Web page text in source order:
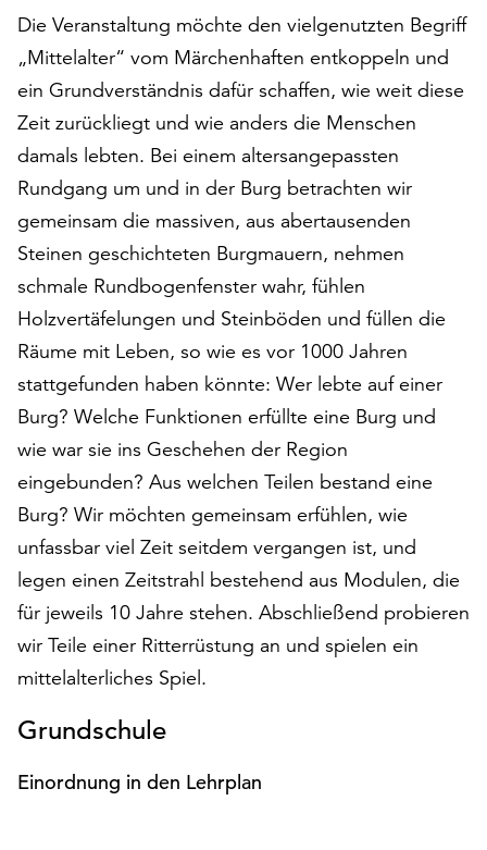
auf
„Alle
akzeptieren“,
um
alle
Cookies
akzeptieren.
Sie
können
Ihr
Einverständnis
jederzeit
ändern
widerrufen.
Dafür
steht
Ihnen
Ende
der
Seite
die
Schaltfläche
„Cookie-
Einstellungen“
Verfügung.
Cookies
Die Veranstaltung möchte den vielgenutzten Begriff
„Mittelalter“ vom Märchenhaften entkoppeln und
ein Grundverständnis dafür schaffen, wie weit diese
Zeit zurückliegt und wie anders die Menschen
damals lebten. Bei einem altersangepassten
Rundgang um und in der Burg betrachten wir
gemeinsam die massiven, aus abertausenden
Steinen geschichteten Burgmauern, nehmen
schmale Rundbogenfenster wahr, fühlen
Holzvertäfelungen und Steinböden und füllen die
Räume mit Leben, so wie es vor 1000 Jahren
stattgefunden haben könnte: Wer lebte auf einer
Burg? Welche Funktionen erfüllte eine Burg und
wie war sie ins Geschehen der Region
eingebunden? Aus welchen Teilen bestand eine
Burg? Wir möchten gemeinsam erfühlen, wie
unfassbar viel Zeit seitdem vergangen ist, und
legen einen Zeitstrahl bestehend aus Modulen, die
für jeweils 10 Jahre stehen. Abschließend probieren
wir Teile einer Ritterrüstung an und spielen ein
mittelalterliches Spiel.
Grundschule
Einordnung in den Lehrplan